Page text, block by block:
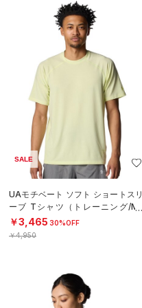
SALE
UAモチベート ソフト ショートスリ
ーブ Tシャツ（トレーニング/ME
N）
￥3,465 30%OFF
￥4,950